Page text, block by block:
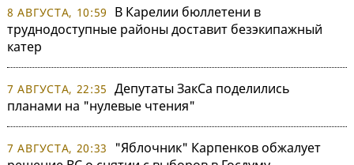
8 АВГУСТА, 10:59
В Карелии бюллетени в
труднодоступные районы доставит безэкипажный
катер
7 АВГУСТА, 22:35 Депутаты ЗакСа поделились
планами на "нулевые чтения"
7 АВГУСТА, 20:33
"Яблочник" Карпенков обжалует